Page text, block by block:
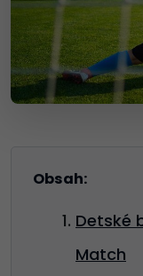
Obsah:
Detské
Match